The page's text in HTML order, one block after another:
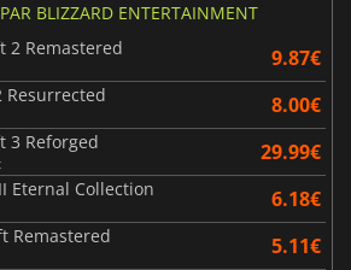
BLIZZARD ENTERTAINMENT
2 Remastered
9.87€
Resurrected 8.00€
3 Reforged 29.99€
Eternal Collection 6.18€
Remastered 5.11€